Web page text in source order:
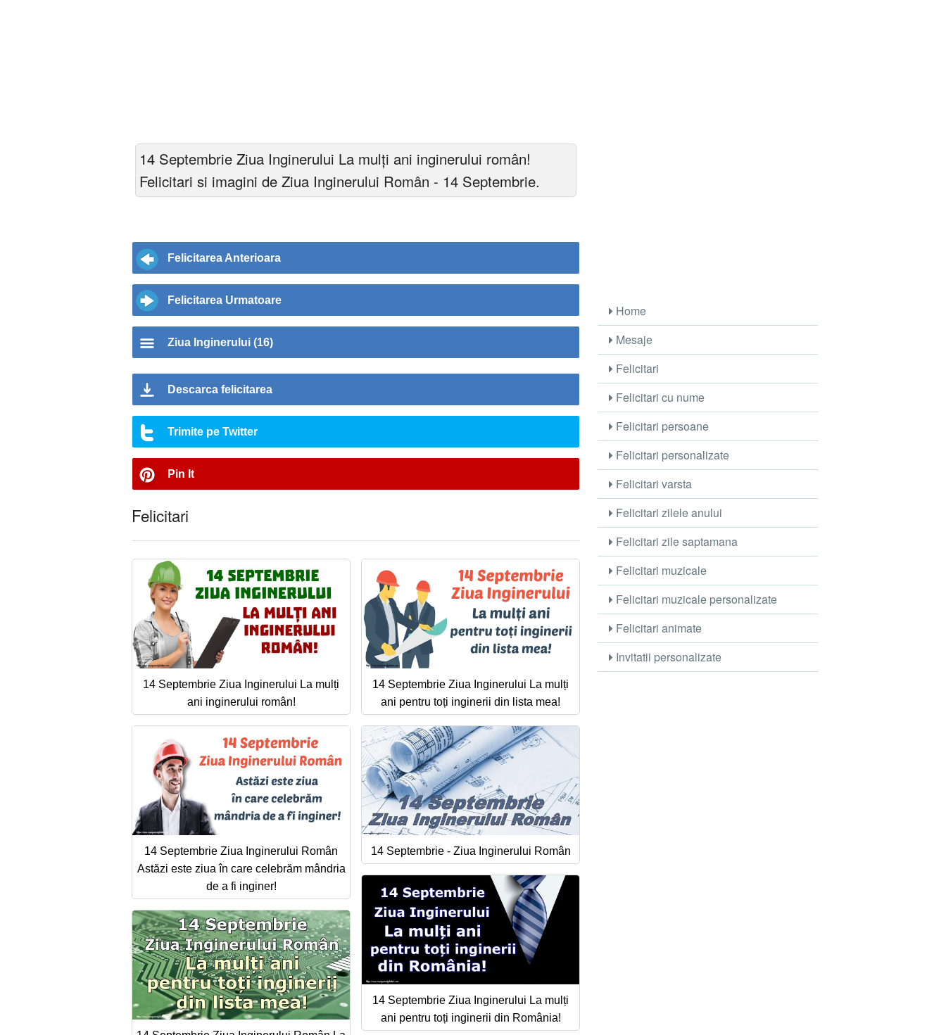
14 Septembrie Ziua Inginerului La mulți ani inginerului român!
Felicitari si imagini de Ziua Inginerului Român - 14 Septembrie.
Felicitarea Anterioara
Felicitarea Urmatoare
Ziua Inginerului (16)
Descarca felicitarea
Trimite pe Twitter
Pin It
Felicitari
14 Septembrie Ziua Inginerului La mulți
ani inginerului român!
14 Septembrie Ziua Inginerului La mulți
ani pentru toți inginerii din lista mea!
14 Septembrie Ziua Inginerului Român
Astăzi este ziua în care celebrăm mândria
de a fi inginer!
14 Septembrie - Ziua Inginerului Român
14 Septembrie Ziua Inginerului La mulți
ani pentru toți inginerii din România!
Home
Mesaje
Felicitari
Felicitari cu nume
Felicitari persoane
Felicitari personalizate
Felicitari varsta
Felicitari zilele anului
Felicitari zile saptamana
Felicitari muzicale
Felicitari muzicale personalizate
Felicitari animate
Invitatii personalizate